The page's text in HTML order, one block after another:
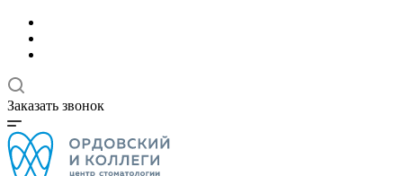
Заказать звонок